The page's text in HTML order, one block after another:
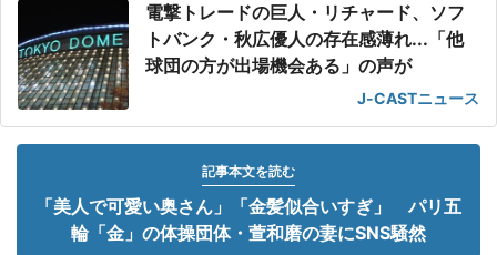
電撃トレードの巨人・リチャード、ソフ
トバンク・秋広優人の存在感薄れ...「他
球団の方が出場機会ある」の声が
J-CASTニュース
記事本文を読む
「美人で可愛い奥さん」「金髪似合いすぎ」 パリ五
輪「金」の体操団体・萱和磨の妻にSNS騒然